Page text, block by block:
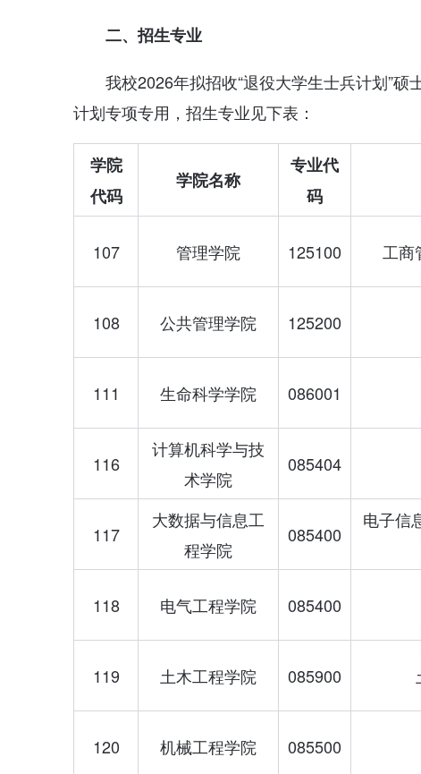
二、招生专业
我校2026年拟招收“退役大学生士兵计划”
计划专项专用，招生专业见下表：
学院
代码
学院名称
专业代
码
107 管理学院 125100 工商
108 公共管理学院 125200
111 生命科学学院 086001
116
计算机科学与技
术学院
085404
117
大数据与信息工
程学院
085400
电子信
118 电气工程学院 085400
119 土木工程学院 085900
120 机械工程学院 085500